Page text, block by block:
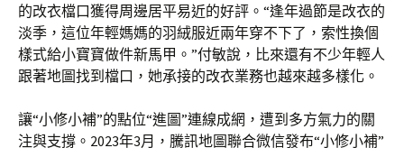
的改衣檔口獲得周邊居平易近的好評。“逢年過節是改衣的
淡季，這位年輕媽媽的羽絨服近兩年穿不下了，索性換個
樣式給小寶寶做件新馬甲。”付敏說，比來還有不少年輕人
跟著地圖找到檔口，她承接的改衣業務也越來越多樣化。
讓“小修小補”的點位“進圖”連線成網，遭到多方氣力的關
注與支撐。2023年3月，騰訊地圖聯合微信發布“小修小補”